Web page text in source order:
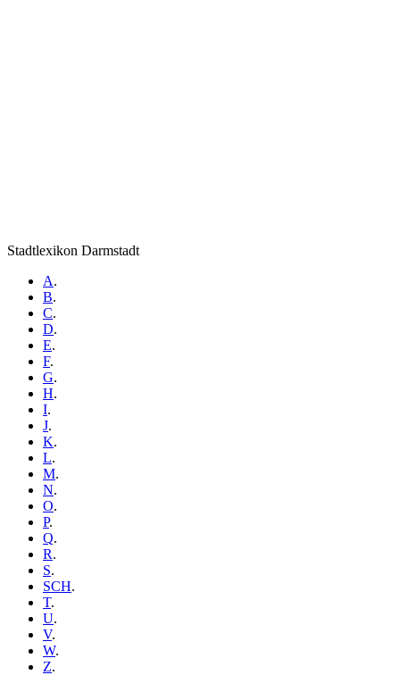
Stadtlexikon Darmstadt
A.
B.
C.
D.
E.
F.
G.
H.
I.
J.
K.
L.
M.
N.
O.
P.
Q.
R.
S.
SCH.
T.
U.
V.
W.
Z.